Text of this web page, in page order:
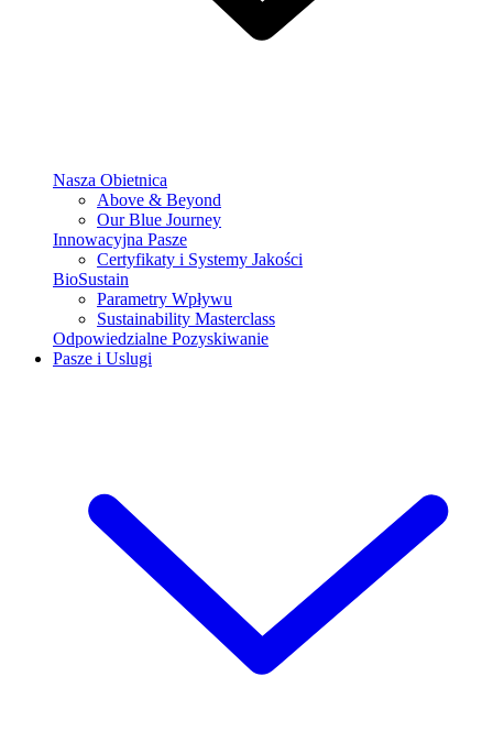
Nasza Obietnica
Above & Beyond
Our Blue Journey
Innowacyjna Pasze
Certyfikaty i Systemy Jakości
BioSustain
Parametry Wpływu
Sustainability Masterclass
Odpowiedzialne Pozyskiwanie
Pasze i Uslugi